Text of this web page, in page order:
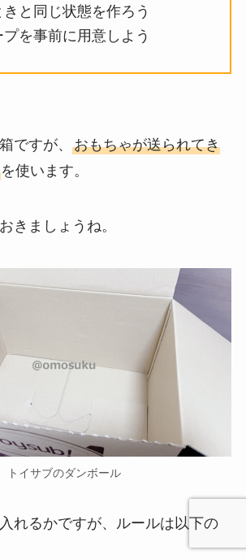
きと同じ状態を作ろう
プを事前に用意しよう
ですが、 おもちゃが送られてき
を使います。
きましょうね。
トイサブのダンボール
れるかですが、ルールは以下の